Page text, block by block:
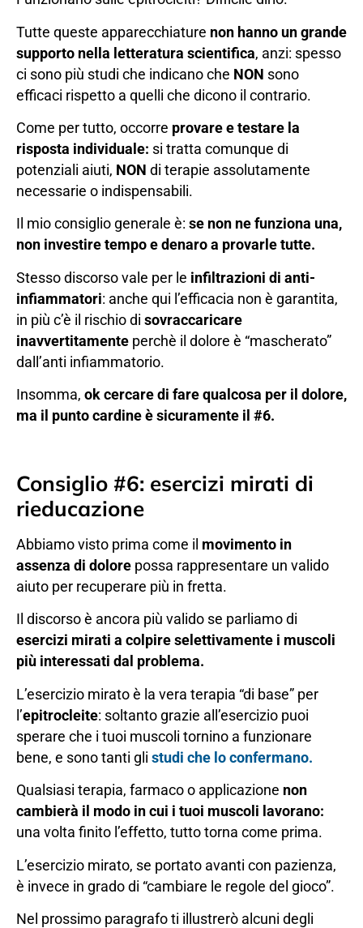
Tutte queste apparecchiature non hanno un grande
supporto nella letteratura scientifica, anzi: spesso
ci sono più studi che indicano che NON sono
efficaci rispetto a quelli che dicono il contrario.
Come per tutto, occorre provare e testare la
risposta individuale: si tratta comunque di
potenziali aiuti, NON di terapie assolutamente
necessarie o indispensabili.
Il mio consiglio generale è: se non ne funziona una,
non investire tempo e denaro a provarle tutte.
Stesso discorso vale per le infiltrazioni di anti-
infiammatori: anche qui l’efficacia non è garantita,
in più c’è il rischio di sovraccaricare
inavvertitamente perchè il dolore è “mascherato”
dall’anti infiammatorio.
Insomma, ok cercare di fare qualcosa per il dolore,
ma il punto cardine è sicuramente il #6.
Consiglio #6: esercizi mirati di
rieducazione
Abbiamo visto prima come il movimento in
assenza di dolore possa rappresentare un valido
aiuto per recuperare più in fretta.
Il discorso è ancora più valido se parliamo di
esercizi mirati a colpire selettivamente i muscoli
più interessati dal problema.
L’esercizio mirato è la vera terapia “di base” per
l’epitrocleite: soltanto grazie all’esercizio puoi
sperare che i tuoi muscoli tornino a funzionare
bene, e sono tanti gli studi che lo confermano.
Qualsiasi terapia, farmaco o applicazione non
cambierà il modo in cui i tuoi muscoli lavorano:
una volta finito l’effetto, tutto torna come prima.
L’esercizio mirato, se portato avanti con pazienza,
è invece in grado di “cambiare le regole del gioco”.
Nel prossimo paragrafo ti illustrerò alcuni degli